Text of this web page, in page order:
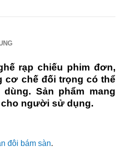
rạp chiếu phim đơn,
cơ chế đối trọng có thể
Sản phẩm mang
người sử dụng.
đôi bám sàn.